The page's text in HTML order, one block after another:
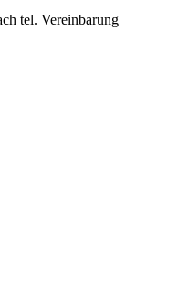
tel. Vereinbarung